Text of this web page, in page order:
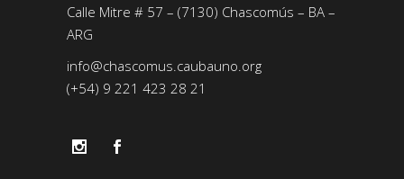
Calle Mitre # 57 – (7130) Chascomús – BA –
ARG
info@chascomus.caubauno.org
(+54) 9 221 423 28 21